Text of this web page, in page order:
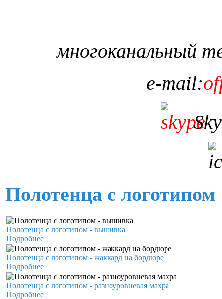
многоканальный
e-mail:
Полотенца с логотипом
Полотенца с логотипом - вышивка
Подробнее
Полотенца с логотипом - жаккард на бордюре
Подробнее
Полотенца с логотипом - разноуровневая махра
Подробнее